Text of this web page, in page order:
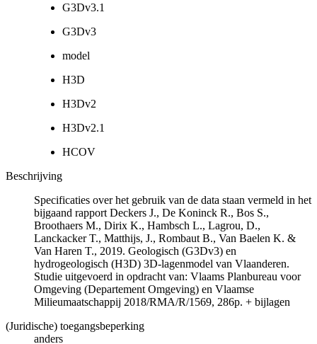
G3Dv3.1
G3Dv3
model
H3D
H3Dv2
H3Dv2.1
HCOV
Beschrijving
Specificaties over het gebruik van de data staan vermeld in het
bijgaand rapport Deckers J., De Koninck R., Bos S.,
Broothaers M., Dirix K., Hambsch L., Lagrou, D.,
Lanckacker T., Matthijs, J., Rombaut B., Van Baelen K. &
Van Haren T., 2019. Geologisch (G3Dv3) en
hydrogeologisch (H3D) 3D-lagenmodel van Vlaanderen.
Studie uitgevoerd in opdracht van: Vlaams Planbureau voor
Omgeving (Departement Omgeving) en Vlaamse
Milieumaatschappij 2018/RMA/R/1569, 286p. + bijlagen
(Juridische) toegangsbeperking
anders